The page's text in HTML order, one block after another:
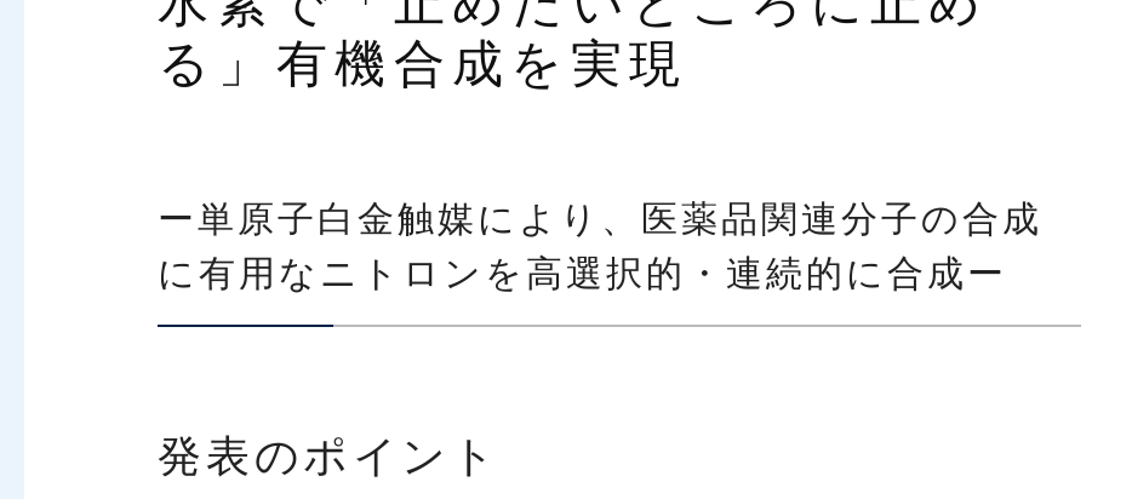
る」有機合成を実現
ー単原子白金触媒により、医薬品関連分子の合成
に有用なニトロンを高選択的・連続的に合成ー
発表のポイント